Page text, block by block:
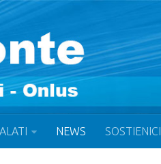
NEWS SOSTIENICI